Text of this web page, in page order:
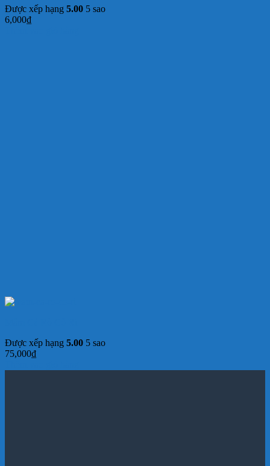
Được xếp hạng 5.00 5 sao
6,000₫
Được xếp hạng 5.00 5 sao
75,000₫